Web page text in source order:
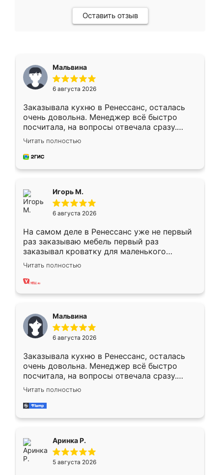
Оставить отзыв
Мальвина
6 августа 2026
Заказывала кухню в Ренессанс, осталась
очень довольна. Менеджер всё быстро
посчитала, на вопросы отвечала сразу.
Замерщик приехал в субботу, подошёл к
делу со всей ответственностью. Собрали
за день, ребята работали аккуратно, даже
Читать полностью
Игорь М.
6 августа 2026
На самом деле в Ренессанс уже не первый
раз заказываю мебель первый раз
заказывал кроватку для маленького
ребёнка при его рождении ,во второй раз
заказал шкаф-купе. По качеству очень
хорошее сборка достаточно быстрая,
меньше, здесь же он более разнообразный.
Мне нравится ,если что-то потребуется из
мебели буду заказывать только здесь.
Читать полностью
Мальвина
6 августа 2026
Заказывала кухню в Ренессанс, осталась
очень довольна. Менеджер всё быстро
посчитала, на вопросы отвечала сразу.
Замерщик приехал в субботу, подошёл к
делу со всей ответственностью. Собрали
за день, ребята работали аккуратно, даже
Читать полностью
Аринка Р.
5 августа 2026